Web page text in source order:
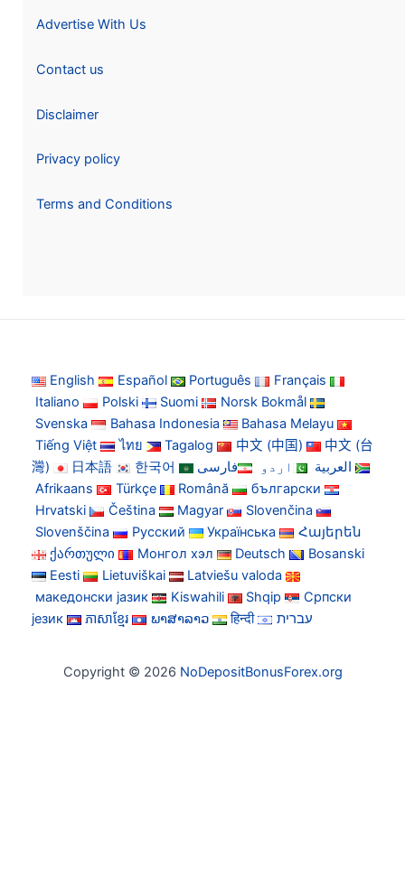
Advertise With Us
Contact us
Disclaimer
Privacy policy
Terms and Conditions
English Español Português
Français
Italiano
Polski Suomi
Norsk Bokmål
Svenska
Bahasa Indonesia
Bahasa Melayu
Tiếng Việt
ไทย Tagalog 中文 (中国)
中文 (台
灣)
日本語 한국어 العربية اردو
فارسی
Afrikaans
Türkçe Română
български
Hrvatski
Čeština Magyar
Slovenčina
Slovenščina
Русский Українська
Հայերեն
ქართული
Монгол хэл Deutsch
Bosanski
Eesti
Lietuviškai
Latviešu valoda
македонски јазик
Kiswahili Shqip
Српски
језик
ភាសាខ្មែរ ພາສາລາວ हिन्दी עברית
Copyright © 2026 NoDepositBonusForex.org